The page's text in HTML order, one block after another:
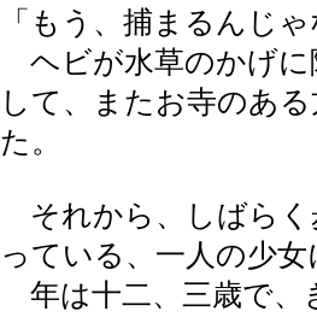
「もう、捕まるんじ
ヘビが水草のかげに
して、またお寺のあ
た。
それから、しばらく
っている、一人の少
年は十二、三歳で、